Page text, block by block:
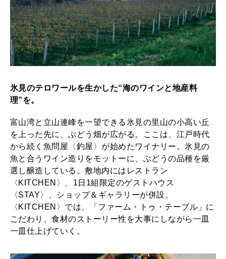
氷見のテロワールを生かした“海のワインと地産料
理”を。
富山湾と立山連峰を一望できる氷見の里山の小高い丘
を上った先に、ぶどう畑が広がる。ここは、江戸時代
から続く魚問屋〈釣屋〉が始めたワイナリー。氷見の
魚と合うワイン造りをモットーに、ぶどうの品種を厳
選し醸造している。敷地内にはレストラン
〈KITCHEN〉、1日1組限定のゲストハウス
〈STAY〉、ショップ＆ギャラリーが併設。
〈KITCHEN〉では、「ファーム・トゥ・テーブル」に
こだわり、食材のストーリー性を大事にしながら一皿
一皿仕上げていく。